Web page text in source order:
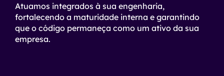
Atuamos integrados à sua engenharia,
fortalecendo a maturidade interna e garantindo
que o código permaneça como um ativo da sua
empresa.